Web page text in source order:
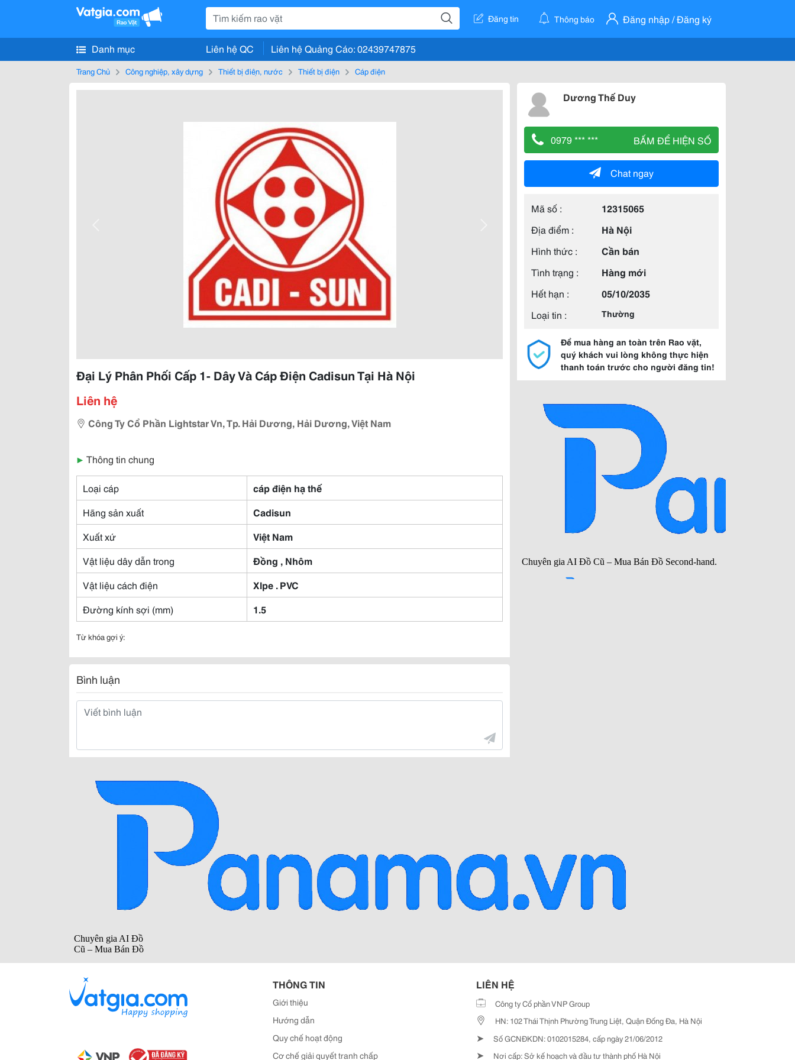
Đăng tin Thông báo Đăng nhập / Đăng ký
Danh mục Liên hệ QC Liên hệ Quảng Cáo: 02439747875
Trang Chủ Công nghiệp, xây dựng Thiết bị điện, nước Thiết bị điện Cáp điện
Đại Lý Phân Phối Cấp 1- Dây Và Cáp Điện Cadisun Tại Hà Nội
Liên hệ
Công Ty Cổ Phần Lightstar Vn, Tp. Hải Dương, Hải Dương, Việt Nam
▶ Thông tin chung
Loại cáp
cáp điện hạ thế
Hãng sản xuất
Cadisun
Xuất xứ
Việt Nam
Vật liệu dây dẫn trong
Đồng , Nhôm
Vật liệu cách điện
Xlpe . PVC
Đường kính sợi (mm)
1.5
Từ khóa gợi ý:
Bình luận
Dương Thế Duy
0979 *** *** BẤM ĐỂ HIỆN SỐ
Chat ngay
Mã số :
12315065
Địa điểm :
Hà Nội
Hình thức :
Cần bán
Tình trạng :
Hàng mới
Hết hạn :
05/10/2035
Loại tin :
Thường
Để mua hàng an toàn trên Rao vặt,
quý khách vui lòng không thực hiện
thanh toán trước cho người đăng tin!
THÔNG TIN
Giới thiệu
Hướng dẫn
Quy chế hoạt động
Cơ chế giải quyết tranh chấp
LIÊN HỆ
Công ty Cổ phần VNP Group
HN: 102 Thái Thịnh Phường Trung Liệt, Quận Đống Đa, Hà Nội
➤ Số GCNĐKDN: 0102015284, cấp ngày 21/06/2012
➤ Nơi cấp: Sở kế hoạch và đầu tư thành phố Hà Nội